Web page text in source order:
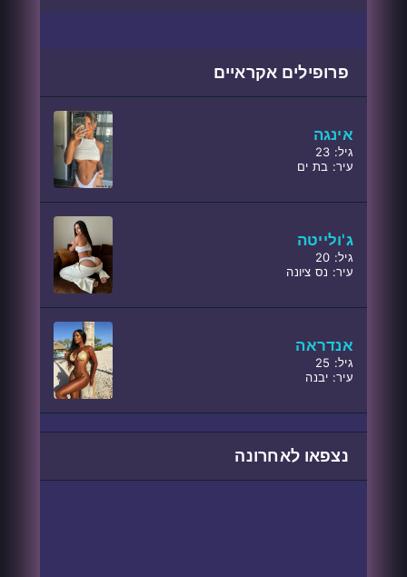
פרופילים אקראיים
אינגה
גיל: 23
עיר: בת ים
ג'ולייטה
גיל: 20
עיר: נס ציונה
אנדראה
גיל: 25
עיר: יבנה
נצפאו לאחרונה